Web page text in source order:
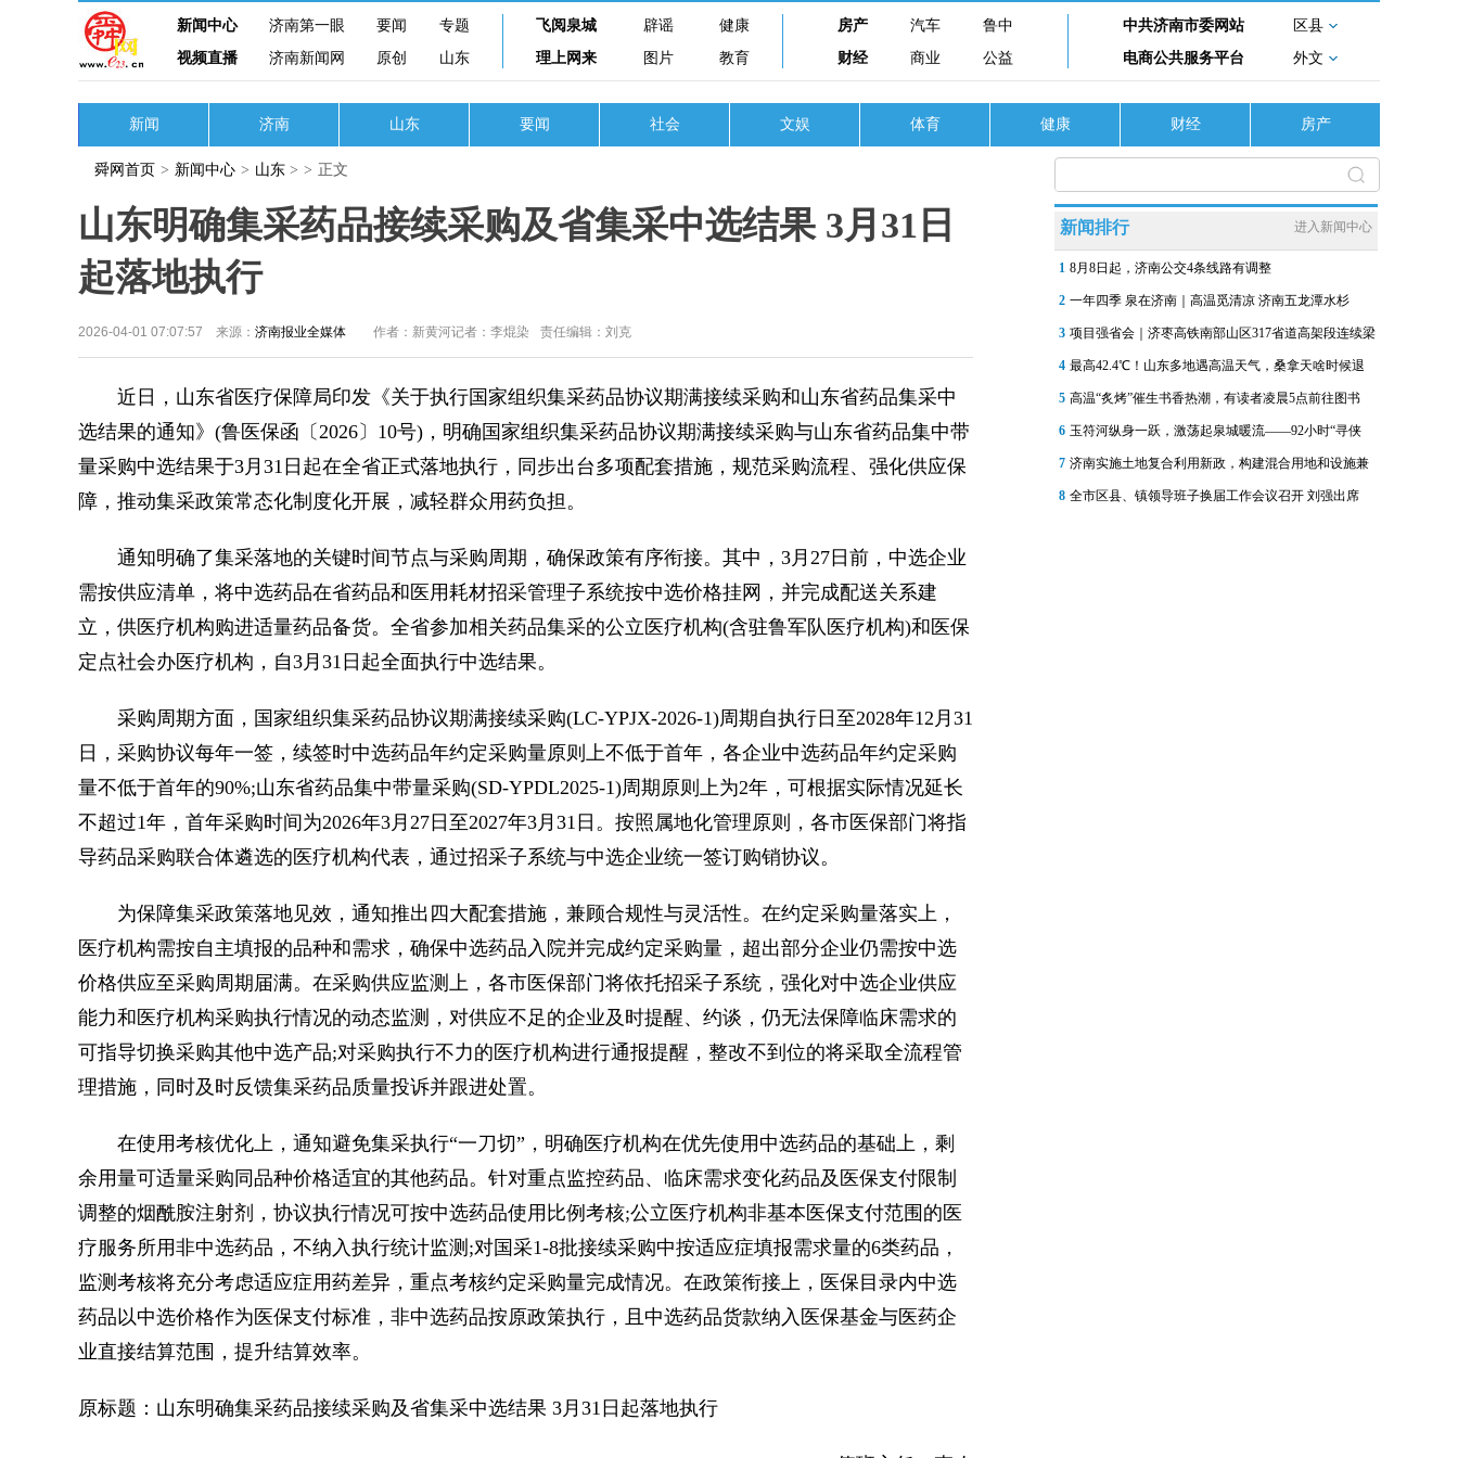
新闻中心 济南第一眼 要闻
专题
视频直播
济南新闻网 原创 山东
飞阅泉城 辟谣
健康
理上网来
图片 教育
房产 汽车
鲁中
财经
商业 公益
中共济南市委网站
区县
电商公共服务平台
外文
新闻 济南 山东 要闻 社会 文娱 体育 健康 财经 房产
舜网首页 > 新闻中心 > 山东 > > 正文
山东明确集采药品接续采购及省集采中选结果 3月31日
起落地执行
2026-04-01 07:07:57 来源： 济南报业全媒体 作者：新黄河记者：李焜染 责任编辑：刘克
近日，山东省医疗保障局印发《关于执行国家组织集采药品协议期满接续采购和山东省药品集采中
选结果的通知》(鲁医保函〔2026〕10号)，明确国家组织集采药品协议期满接续采购与山东省药品集中带
量采购中选结果于3月31日起在全省正式落地执行，同步出台多项配套措施，规范采购流程、强化供应保
障，推动集采政策常态化制度化开展，减轻群众用药负担。
通知明确了集采落地的关键时间节点与采购周期，确保政策有序衔接。其中，3月27日前，中选企业
需按供应清单，将中选药品在省药品和医用耗材招采管理子系统按中选价格挂网，并完成配送关系建
立，供医疗机构购进适量药品备货。全省参加相关药品集采的公立医疗机构(含驻鲁军队医疗机构)和医保
定点社会办医疗机构，自3月31日起全面执行中选结果。
采购周期方面，国家组织集采药品协议期满接续采购(LC-YPJX-2026-1)周期自执行日至2028年12月31
日，采购协议每年一签，续签时中选药品年约定采购量原则上不低于首年，各企业中选药品年约定采购
量不低于首年的90%;山东省药品集中带量采购(SD-YPDL2025-1)周期原则上为2年，可根据实际情况延长
不超过1年，首年采购时间为2026年3月27日至2027年3月31日。按照属地化管理原则，各市医保部门将指
导药品采购联合体遴选的医疗机构代表，通过招采子系统与中选企业统一签订购销协议。
为保障集采政策落地见效，通知推出四大配套措施，兼顾合规性与灵活性。在约定采购量落实上，
医疗机构需按自主填报的品种和需求，确保中选药品入院并完成约定采购量，超出部分企业仍需按中选
价格供应至采购周期届满。在采购供应监测上，各市医保部门将依托招采子系统，强化对中选企业供应
能力和医疗机构采购执行情况的动态监测，对供应不足的企业及时提醒、约谈，仍无法保障临床需求的
可指导切换采购其他中选产品;对采购执行不力的医疗机构进行通报提醒，整改不到位的将采取全流程管
理措施，同时及时反馈集采药品质量投诉并跟进处置。
在使用考核优化上，通知避免集采执行“一刀切”，明确医疗机构在优先使用中选药品的基础上，剩
余用量可适量采购同品种价格适宜的其他药品。针对重点监控药品、临床需求变化药品及医保支付限制
调整的烟酰胺注射剂，协议执行情况可按中选药品使用比例考核;公立医疗机构非基本医保支付范围的医
疗服务所用非中选药品，不纳入执行统计监测;对国采1-8批接续采购中按适应症填报需求量的6类药品，
监测考核将充分考虑适应症用药差异，重点考核约定采购量完成情况。在政策衔接上，医保目录内中选
药品以中选价格作为医保支付标准，非中选药品按原政策执行，且中选药品货款纳入医保基金与医药企
业直接结算范围，提升结算效率。
原标题：山东明确集采药品接续采购及省集采中选结果 3月31日起落地执行
新闻排行 进入新闻中心
1 8月8日起，济南公交4条线路有调整
2 一年四季 泉在济南｜高温觅清凉 济南五龙潭水杉
3 项目强省会｜济枣高铁南部山区317省道高架段连续梁
4 最高42.4℃！山东多地遇高温天气，桑拿天啥时候退
5 高温“炙烤”催生书香热潮，有读者凌晨5点前往图书
6 玉符河纵身一跃，激荡起泉城暖流——92小时“寻侠
7 济南实施土地复合利用新政，构建混合用地和设施兼
8 全市区县、镇领导班子换届工作会议召开 刘强出席